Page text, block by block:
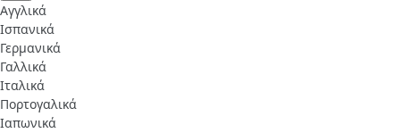
Αγγλικά
Ισπανικά
Γερμανικά
Γαλλικά
Ιταλικά
Πορτογαλικά
Ιαπωνικά